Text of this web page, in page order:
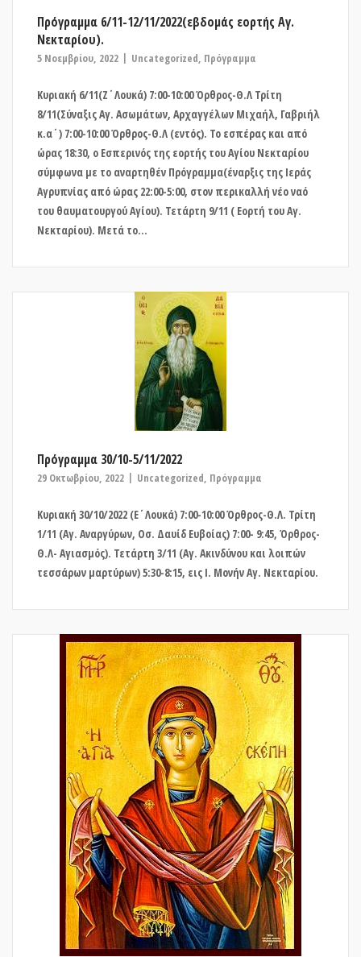
Πρόγραμμα 6/11-12/11/2022(εβδομάς εορτής Αγ.
Νεκταρίου).
5 Νοεμβρίου, 2022 Uncategorized, Πρόγραμμα
Κυριακή 6/11(Ζ΄Λουκά) 7:00-10:00 Όρθρος-Θ.Λ Τρίτη
8/11(Σύναξις Αγ. Ασωμάτων, Αρχαγγέλων Μιχαήλ, Γαβριήλ
κ.α΄) 7:00-10:00 Όρθρος-Θ.Λ (εντός). Το εσπέρας και από
ώρας 18:30, ο Εσπερινός της εορτής του Αγίου Νεκταρίου
σύμφωνα με το αναρτηθέν Πρόγραμμα(έναρξις της Ιεράς
Αγρυπνίας από ώρας 22:00-5:00, στον περικαλλή νέο ναό
του θαυματουργού Αγίου). Τετάρτη 9/11 ( Εορτή του Αγ.
Νεκταρίου). Μετά το...
Πρόγραμμα 30/10-5/11/2022
29 Οκτωβρίου, 2022 Uncategorized, Πρόγραμμα
Κυριακή 30/10/2022 (Ε΄Λουκά) 7:00-10:00 Όρθρος-Θ.Λ. Τρίτη
1/11 (Αγ. Αναργύρων, Οσ. Δαυίδ Ευβοίας) 7:00- 9:45, Όρθρος-
Θ.Λ- Αγιασμός). Τετάρτη 3/11 (Αγ. Ακινδύνου και λοιπών
τεσσάρων μαρτύρων) 5:30-8:15, εις Ι. Μονήν Αγ. Νεκταρίου.